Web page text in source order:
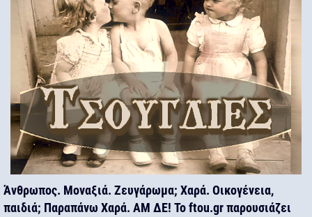
Άνθρωπος. Μοναξιά. Ζευγάρωμα; Χαρά. Οικογένεια,
παιδιά; Παραπάνω Χαρά. ΑΜ ΔΕ! Το ftou.gr παρουσιάζει